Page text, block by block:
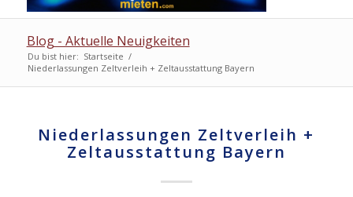
Blog - Aktuelle Neuigkeiten
Du bist hier: Startseite /
Niederlassungen Zeltverleih + Zeltausstattung Bayern
Niederlassungen Zeltverleih +
Zeltausstattung Bayern